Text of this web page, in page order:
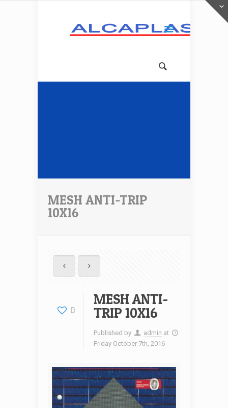
MESH ANTI-TRIP
10X16
0
MESH ANTI-
TRIP 10X16
Published by admin at
Friday October 7th, 2016